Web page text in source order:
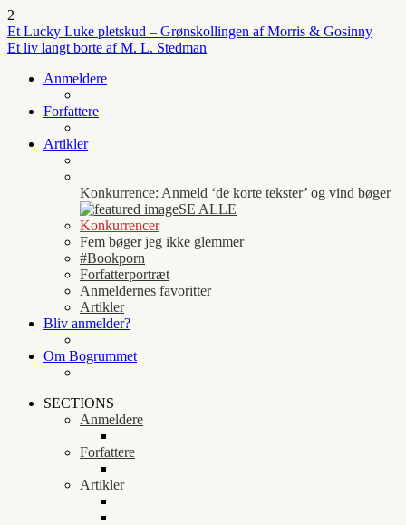
2
Et Lucky Luke pletskud – Grønskollingen af Morris & Gosinny
Et liv langt borte af M. L. Stedman
Anmeldere
Forfattere
Artikler
Konkurrence: Anmeld ‘de korte tekster’ og vind bøger
SE ALLE
Konkurrencer
Fem bøger jeg ikke glemmer
#Bookporn
Forfatterportræt
Anmeldernes favoritter
Artikler
Bliv anmelder?
Om Bogrummet
SECTIONS
Anmeldere
Forfattere
Artikler